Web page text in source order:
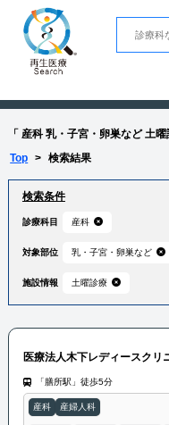
「 産科 乳・子宮・卵巣など 土
Top > 検索結果
検索条件
診療科目 産科
対象部位 乳・子宮・卵巣など
施設情報 土曜診療
医療法人木下レディースクリ
「膳所駅」徒歩5分
産科 産婦人科